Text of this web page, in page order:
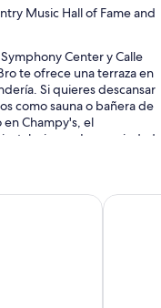
Music Hall of Fame and
Center y Calle
te ofrece una terraza en
Si quieres descansar
como sauna o bañera de
Champy's, el
La propiedad
con una velocidad de
Sentral